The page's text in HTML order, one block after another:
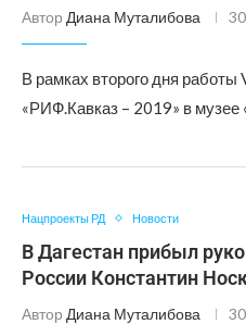
Автор Диана Муталибова
В рамках второго дня работы
«РИФ.Кавказ – 2019» в музее
Нацпроекты РД Новости
В Дагестан прибыл
России Константин
Автор Диана Муталибова